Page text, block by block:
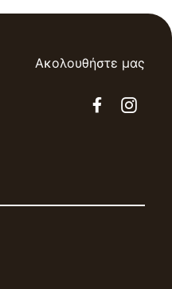
Ακολουθήστε μας